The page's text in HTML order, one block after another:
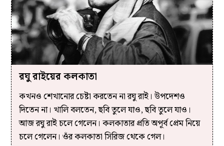
রঘু রাইয়ের কলকাতা
কখনও শেখানোর চেষ্টা করতেন না রঘু রাই। উপদেশও
দিতেন না। খালি বলতেন, ছবি তুলে যাও, ছবি তুলে যাও।
আজ রঘু রাই চলে গেলেন। কলকাতার প্রতি অপূর্ব প্রেম নিয়ে
চলে গেলেন। ওঁর কলকাতা সিরিজ থেকে গেল।